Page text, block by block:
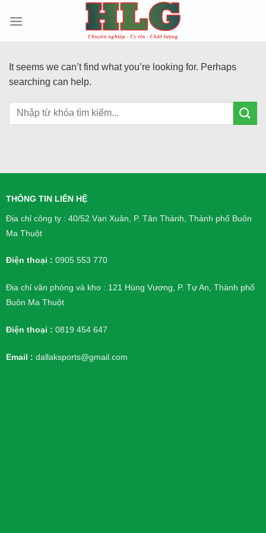
It seems we can’t find what you’re looking for. Perhaps
searching can help.
THÔNG TIN LIÊN HỆ
Địa chỉ công ty : 40/52 Vạn Xuân, P. Tân Thành, Thành phố Buôn
Ma Thuột
Điện thoại : 0905 553 770
Địa chỉ văn phòng và kho : 121 Hùng Vương, P. Tự An, Thành phố
Buôn Ma Thuột
Điện thoại : 0819 454 647
Email : dallaksports@gmail.com